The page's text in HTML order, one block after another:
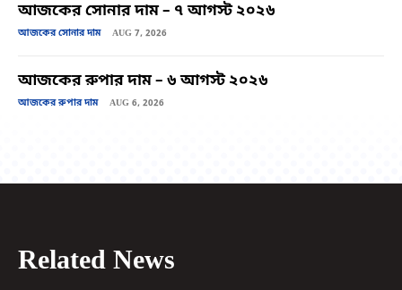
আজকের সোনার দাম – ৭ আগস্ট ২০২৬
আজকের সোনার দাম AUG 7, 2026
আজকের রুপার দাম – ৬ আগস্ট ২০২৬
আজকের রুপার দাম AUG 6, 2026
Related News